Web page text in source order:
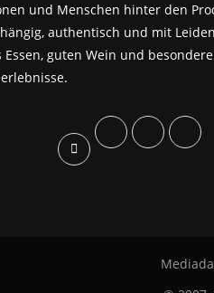
und Menschen hinter den
authentisch und mit
Essen, guten Wein und besondere